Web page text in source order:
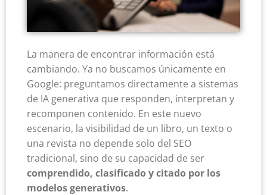
La manera de encontrar información está
cambiando. Ya no buscamos únicamente en
Google: preguntamos directamente a sistemas
de IA generativa que responden, interpretan y
recomponen contenido. En este nuevo
escenario, la visibilidad de un libro, un texto o
una revista no depende solo del SEO
tradicional, sino de su capacidad de ser
comprendido, clasificado y citado por los
modelos generativos.